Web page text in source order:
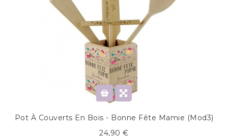
Pot À Couverts En Bois - Bonne Fête Mamie (mod3)
24,90 €